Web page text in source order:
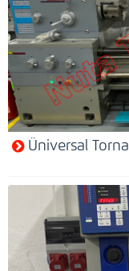
Üniversal Torna